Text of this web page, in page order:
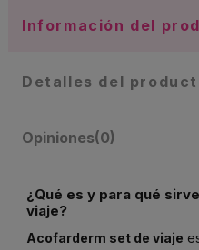
Información del
Detalles del
Opiniones(0)
¿Qué es y para qué
viaje?
Acofarderm set de viaje